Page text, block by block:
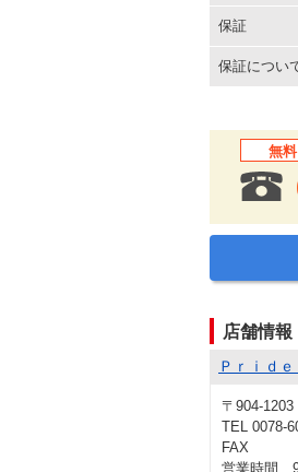
保証
保証につい
無料
店舗情報
Ｐｒｉｄ
〒904-
TEL 0078-
FAX
営業時間